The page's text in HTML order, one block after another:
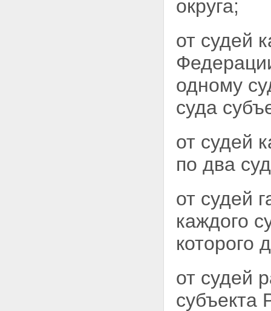
округа;
от судей
одному
суда
от судей
по два
от судей
каждого
которого
от судей
субъекта